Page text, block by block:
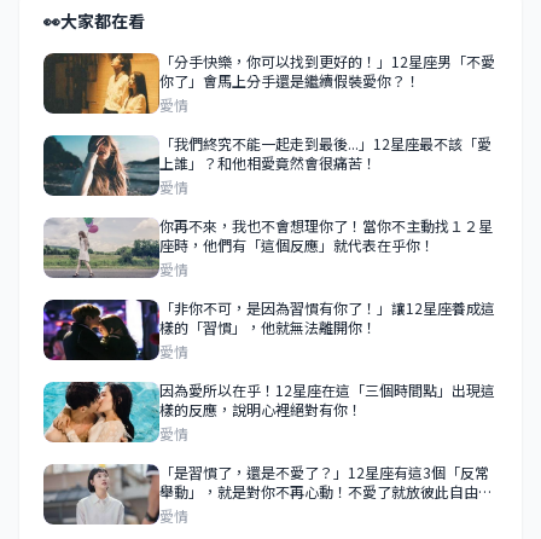
👀大家都在看
「分手快樂，你可以找到更好的！」12星座男「不愛
你了」會馬上分手還是繼續假裝愛你？！
愛情
「我們終究不能一起走到最後...」12星座最不該「愛
上誰」？和他相愛竟然會很痛苦！
愛情
你再不來，我也不會想理你了！當你不主動找１２星
座時，他們有「這個反應」就代表在乎你！
愛情
「非你不可，是因為習慣有你了！」讓12星座養成這
樣的「習慣」，他就無法離開你！
愛情
因為愛所以在乎！12星座在這「三個時間點」出現這
樣的反應，說明心裡絕對有你！
愛情
「是習慣了，還是不愛了？」12星座有這3個「反常
舉動」，就是對你不再心動！不愛了就放彼此自由
吧！
愛情